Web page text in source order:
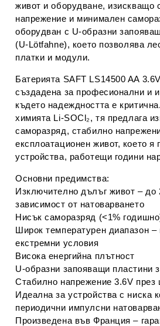
живот и оборудване, изискващо
напрежение и минимален
оборудван с U‑образни
(U‑Lötfahne), което позволява
платки и модули.
Батерията SAFT LS14500 AA
създадена за професионални и
където надеждността е
химията Li‑SOCl₂, тя предлага
саморазряд, стабилно
експлоатационен живот, което я
устройства, работещи години
Основни предимства:
Изключително дълъг живот – до
зависимост от натоварването
Нисък саморазряд (<1%
Широк температурен диапазон
екстремни условия
Висока енергийна плътност
U‑образни запояващи пластини
Стабилно напрежение 3.6V през
Идеална за устройства с ниска
периодични импулсни
Произведена във Франция –